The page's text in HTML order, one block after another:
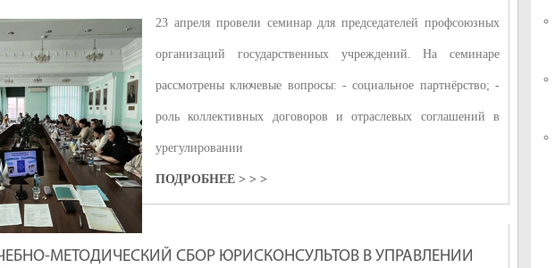
Бурятия. Образует городской округ
23 апреля провели семинар для председателей профсоюзных
организаций государственных учреждений. На семинаре
рассмотрены ключевые вопросы: - социальное партнёрство; -
роль коллективных договоров и отраслевых соглашений в
урегулировании
ПОДРОБНЕЕ > > >
МЕТОДИЧЕСКИЙ СБОР ЮРИСКОНСУЛЬТОВ В УПРАВЛЕНИИ